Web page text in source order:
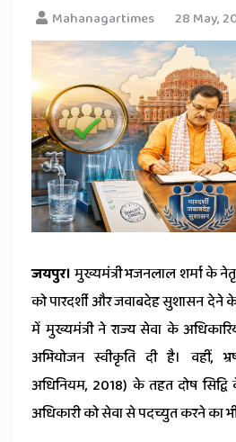
Mahanagartimes 28 May,
जयपुर।मुख्यमंत्री भजनलाल शर्मा के
को पारदर्शी और जवाबदेह सुशासन देने के
में मुख्यमंत्री ने राज्य सेवा के
अभियोजन स्वीकृति दी है। वहीं,
अधिनियम, 2018) के तहत दोष
अधिकारी को सेवा से पदच्युत करने का